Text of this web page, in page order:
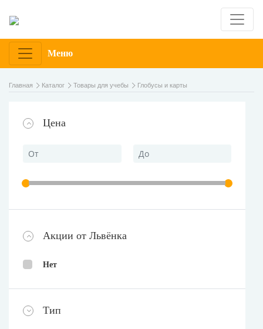
Меню
Главная Каталог Товары для учебы Глобусы и карты
Цена
Акции от Львёнка
Нет
Тип